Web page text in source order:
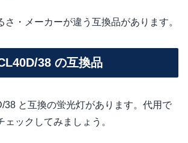
さ・メーカーが違う互換品があります。
38 の互換品
38 と互換の蛍光灯があります。代用で
ェックしてみましょう。